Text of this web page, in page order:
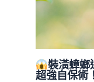
裝潢蟑螂
超強自保術！